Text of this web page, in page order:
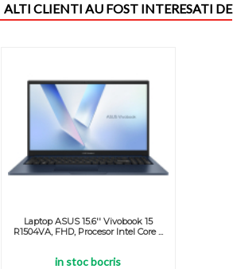
ALTI CLIENTI AU FOST INTERESATI DE
Laptop ASUS 15.6'' Vivobook 15
R1504VA, FHD, Procesor Intel Core ...
in stoc bocris